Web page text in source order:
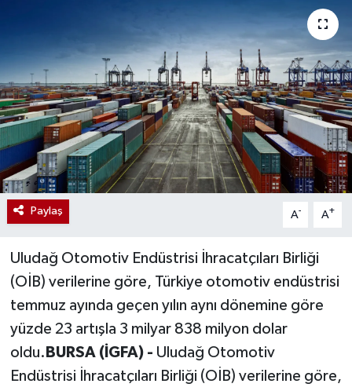
Paylaş A- A+
Uludağ Otomotiv Endüstrisi İhracatçıları Birliği
(OİB) verilerine göre, Türkiye otomotiv endüstrisi
temmuz ayında geçen yılın aynı dönemine göre
yüzde 23 artışla 3 milyar 838 milyon dolar
oldu. BURSA (İGFA) - Uludağ Otomotiv
Endüstrisi İhracatçıları Birliği (OİB) verilerine göre,
TÜRKİYE